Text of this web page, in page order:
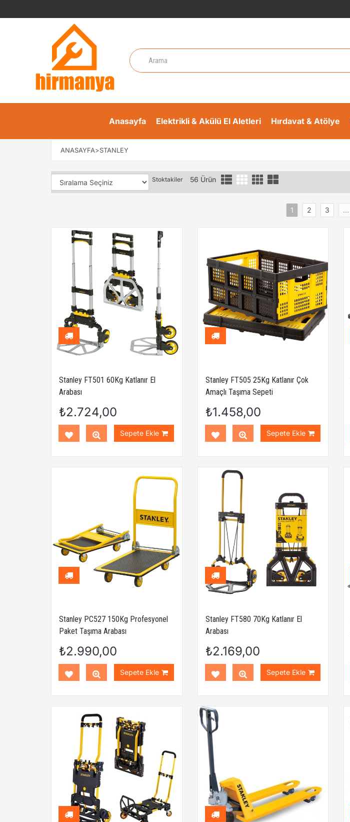
Anasayfa Elektrikli & Akülü El Aletleri Hırdavat & Atölye
ANASAYFA>STANLEY
Stoktakiler 56 Ürün
1 2 3 ...
Stanley FT501 60Kg Katlanır El
Arabası
₺2.724,00
Sepete Ekle
Stanley FT505 25Kg Katlanır Çok
Amaçlı Taşıma Sepeti
₺1.458,00
Sepete Ekle
Stanley PC527 150Kg Profesyonel
Paket Taşıma Arabası
₺2.990,00
Sepete Ekle
Stanley FT580 70Kg Katlanır El
Arabası
₺2.169,00
Sepete Ekle